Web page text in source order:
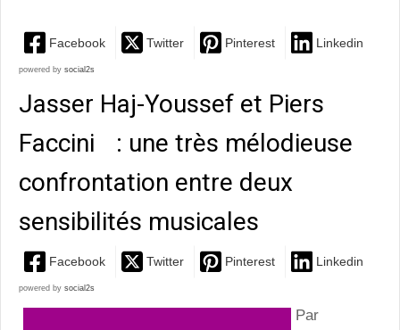
Facebook Twitter Pinterest Linkedin
powered by social2s
Jasser Haj-Youssef et Piers
Faccini : une très mélodieuse
confrontation entre deux
sensibilités musicales
Facebook Twitter Pinterest Linkedin
powered by social2s
Par